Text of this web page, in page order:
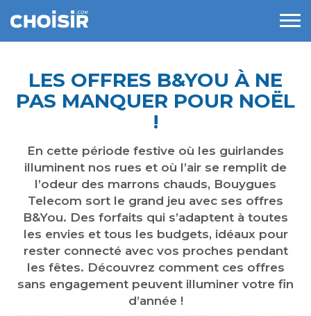
LES OFFRES B&YOU À NE
PAS MANQUER POUR NOËL
!
En cette période festive où les guirlandes
illuminent nos rues et où l’air se remplit de
l’odeur des marrons chauds, Bouygues
Telecom sort le grand jeu avec ses offres
B&You. Des forfaits qui s’adaptent à toutes
les envies et tous les budgets, idéaux pour
rester connecté avec vos proches pendant
les fêtes. Découvrez comment ces offres
sans engagement peuvent illuminer votre fin
d’année !